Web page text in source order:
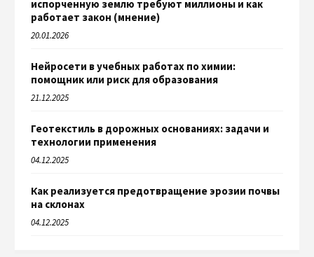
испорченную землю требуют миллионы и как
работает закон (мнение)
20.01.2026
Нейросети в учебных работах по химии:
помощник или риск для образования
21.12.2025
Геотекстиль в дорожных основаниях: задачи и
технологии применения
04.12.2025
Как реализуется предотвращение эрозии почвы
на склонах
04.12.2025